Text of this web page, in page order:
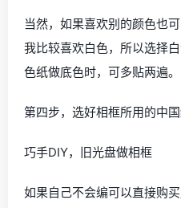
注意：每张光盘打洞的位置
光盘连接起来时是否平整。
专业的工具做的，所以制做